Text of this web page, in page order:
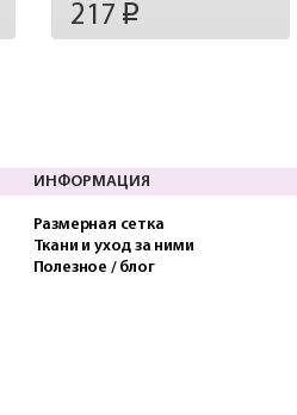
217 p
ИНФОРМАЦИЯ
Размерная сетка
Ткани и уход за ними
Полезное / блог